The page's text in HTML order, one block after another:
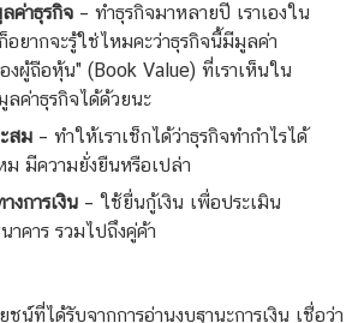
ค่าธุรกิจ – ทำธุรกิจมาหลายปี เราเองใน
อยากจะรู้ใช่ไหมคะว่าธุรกิจนี้มีมูลค่า
งผู้ถือหุ้น" (Book Value) ที่เราเห็นใน
ค่าธุรกิจได้ด้วยนะ
สม – ทำให้เราเช็กได้ว่าธุรกิจทำกำไรได้
ม มีความยั่งยืนหรือเปล่า
งการเงิน – ใช้ยื่นกู้เงิน เพื่อประเมิน
าคาร รวมไปถึงคู่ค้า
ชน์ที่ได้รับจากการอ่านงบฐานะการเงิน เชื่อว่า